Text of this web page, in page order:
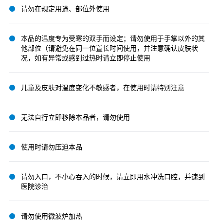
请勿在规定用途、部位外使用
本品的温度专为受寒的双手而设定；请勿使用于手掌以外的其
他部位（请避免在同一位置长时间使用，并注意确认皮肤状
况，如有异常或感到过热时请立即停止使用
儿童及皮肤对温度变化不敏感者，在使用时请特别注意
无法自行立即移除本品者，请勿使用
使用时请勿压迫本品
请勿入口，不小心吞入的时候，请立即用水冲洗口腔，并速到
医院诊治
请勿使用微波炉加热